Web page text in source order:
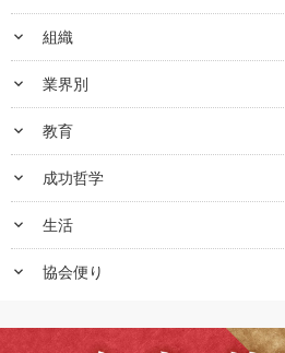
keyboard_arrow_down 組織
keyboard_arrow_down 業界別
keyboard_arrow_down 教育
keyboard_arrow_down 成功哲学
keyboard_arrow_down 生活
keyboard_arrow_down 協会便り